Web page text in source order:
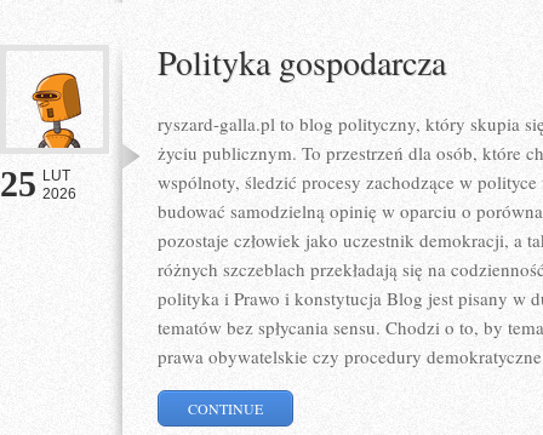
25 LUT
2026
Polityka gospodarcza
ryszard-galla.pl to blog polityczny, który skupia
życiu publicznym. To przestrzeń dla osób, które
wspólnoty, śledzić procesy zachodzące w
budować samodzielną opinię w oparciu o
pozostaje człowiek jako uczestnik demokracji, a
różnych szczeblach przekładają się na
polityka i Prawo i konstytucja Blog jest pisany w
tematów bez spłycania sensu. Chodzi o to, by
prawa obywatelskie czy procedury
CONTINUE